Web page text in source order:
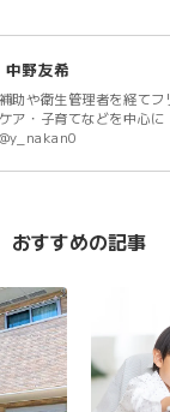
中野友希
助や衛生管理者を経て
ア・子育てなどを中心に
おすすめの記事